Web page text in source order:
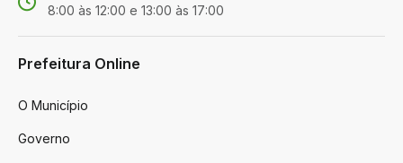
8:00 às 12:00 e 13:00 às 17:00
Prefeitura Online
O Município
Governo